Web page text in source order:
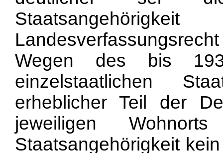
Staatsange
Wegen des bis
einzelstaatlichen
erheblicher Teil der
jeweiligen
Staatsangehörigkeit